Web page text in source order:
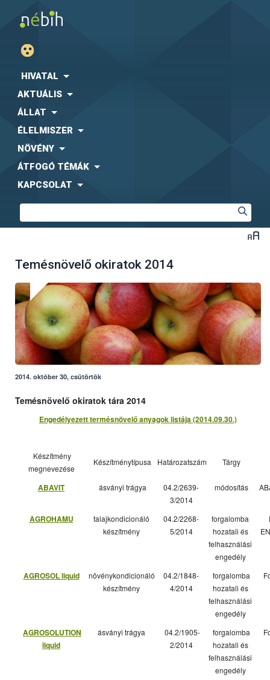
HIVATAL
AKTUÁLIS
ÁLLAT
ÉLELMISZER
NÖVÉNY
ÁTFOGÓ TÉMÁK
KAPCSOLAT
Temésnövelő okiratok 2014
2014. október 30, csütörtök
Temésnövelő okiratok tára 2014
Engedélyezett termésnövelő anyagok listája (2014.09.30.)
Készítmény
megnevezése
Készítménytípusa Határozatszám Tárgy
ABAVIT ásványi trágya
04.2/2639-
3/2014
módosítás
AGROHAMU
talajkondicionáló
készítmény
04.2/2268-
5/2014
forgalomba
hozatali és
felhasználási
engedély
AGROSOL liquid
növénykondicionáló
készítmény
04.2/1848-
4/2014
forgalomba
hozatali és
felhasználási
engedély
AGROSOLUTION
liquid
ásványi trágya
04.2/1905-
2/2014
forgalomba
hozatali és
felhasználási
engedély